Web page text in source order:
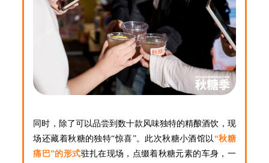
同时，除了可以品尝到数十款风味独特的精酿酒饮，现
场还藏着秋糖的独特“惊喜”。此次秋糖小酒馆以 “秋糖
痛巴”的形式驻扎在现场，点缀着秋糖元素的车身，一